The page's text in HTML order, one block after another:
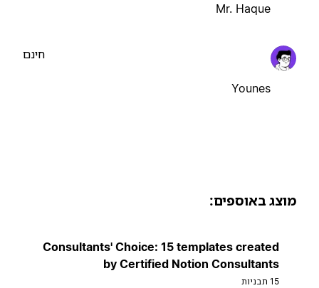
Mr. Haque
Younes
באוספים:
Consultants' Choice: 15 templates created
by Certified Notion Consultants